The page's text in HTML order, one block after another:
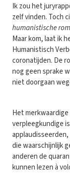
Ik zou het
zelf vinden. Toch
humanistische
Maar kom, laat ik
Humanistisch
coronatijden. De
nog geen sprake
niet doorgaan
Het
verpleegkundige
die waarschijnlijk
anderen de
kunnen lezen à